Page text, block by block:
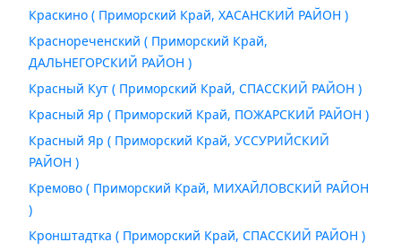
Краскино ( Приморский Край, ХАСАНСКИЙ РАЙОН )
Краснореченский ( Приморский Край,
ДАЛЬНЕГОРСКИЙ РАЙОН )
Красный Кут ( Приморский Край, СПАССКИЙ РАЙОН )
Красный Яр ( Приморский Край, ПОЖАРСКИЙ РАЙОН )
Красный Яр ( Приморский Край, УССУРИЙСКИЙ
РАЙОН )
Кремово ( Приморский Край, МИХАЙЛОВСКИЙ РАЙОН
)
Кронштадтка ( Приморский Край, СПАССКИЙ РАЙОН )